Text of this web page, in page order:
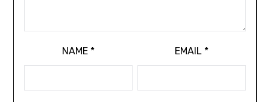
NAME * EMAIL *